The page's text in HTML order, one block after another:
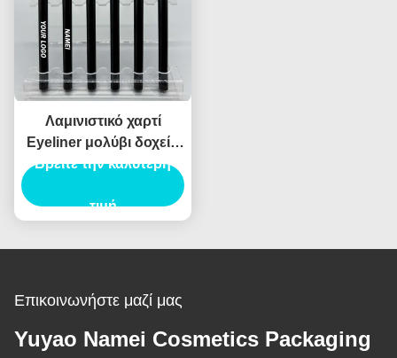
Λαμινιστικό χαρτί
Eyeliner μολύβι δοχείο
συσκευασίας σωλήνα
ενέσεις φούσκωμα
Βρείτε την καλύτερη
τιμή
Επικοινωνήστε μαζί μας
Yuyao Namei Cosmetics Packaging